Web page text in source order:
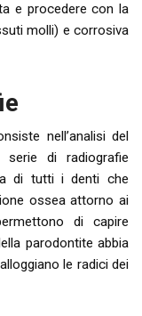
e procedere con la
molli) e corrosiva
nell’analisi del
serie di radiografie
di tutti i denti che
ossea attorno ai
di capire
parodontite abbia
le radici dei